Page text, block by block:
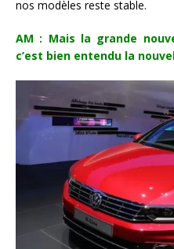
nos modèles reste stable.
AM : Mais la grande
c’est bien entendu la